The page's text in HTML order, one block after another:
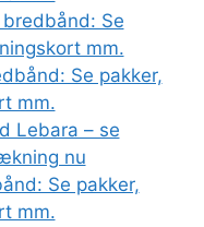
Se
mm.
Se pakker,
mm.
Lebara – se
nu
Se pakker,
mm.